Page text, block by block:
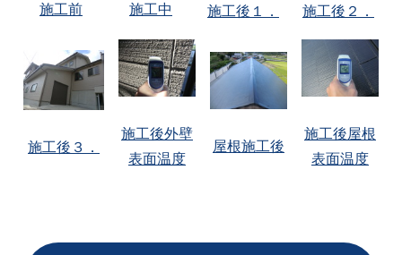
施工前 施工中 施工後１． 施工後２．
施工後３．
施工後外壁
表面温度
屋根施工後
施工後屋根
表面温度